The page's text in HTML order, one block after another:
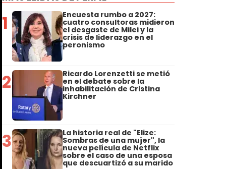
1 Encuesta rumbo a 2027:
cuatro consultoras midieron
el desgaste de Milei y la
crisis de liderazgo en el
peronismo
2 Ricardo Lorenzetti se metió
en el debate sobre la
inhabilitación de Cristina
Kirchner
3 La historia real de "Elize:
Sombras de una mujer", la
nueva película de Netflix
sobre el caso de una esposa
que descuartizó a su marido